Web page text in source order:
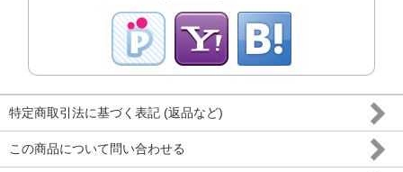
特定商取引法に基づく表記 (返品など)
この商品について問い合わせる